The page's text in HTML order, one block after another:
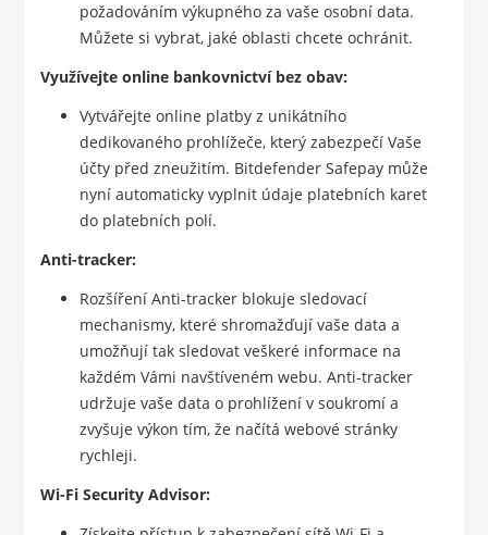
požadováním výkupného za vaše osobní data.
Můžete si vybrat, jaké oblasti chcete ochránit.
Využívejte online bankovnictví bez obav:
Vytvářejte online platby z unikátního
dedikovaného prohlížeče, který zabezpečí Vaše
účty před zneužitím. Bitdefender Safepay může
nyní automaticky vyplnit údaje platebních karet
do platebních polí.
Anti-tracker:
Rozšíření Anti-tracker blokuje sledovací
mechanismy, které shromažďují vaše data a
umožňují tak sledovat veškeré informace na
každém Vámi navštíveném webu. Anti-tracker
udržuje vaše data o prohlížení v soukromí a
zvyšuje výkon tím, že načítá webové stránky
rychleji.
Wi-Fi Security Advisor: